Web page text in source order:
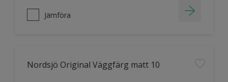
Jämföra
Nordsjö Original Väggfärg matt 10